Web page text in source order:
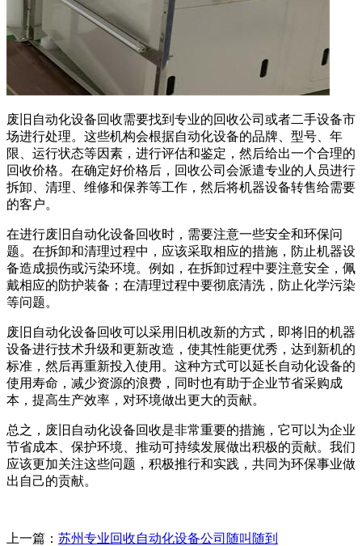
废旧自动化设备回收需要找到专业的回收公司或者二手设备市
场进行处理。这些机构会根据自动化设备的品牌、型号、年
限、运行状态等因素，进行评估和鉴定，然后给出一个合理的
回收价格。在确定好价格后，回收公司会派遣专业的人员进行
拆卸、清理、维修和保养等工作，然后将机器设备转售给需要
的客户。
在进行废旧自动化设备回收时，需要注意一些安全和环保问
题。在拆卸和清理过程中，应该采取相应的措施，防止机器设
备造成损伤或污染环境。例如，在拆卸过程中要注意安全，佩
戴相应的防护装备；在清理过程中要彻底清洗，防止化学污染
等问题。
废旧自动化设备回收可以采用旧机改新的方式，即将旧的机器
设备进行技术升级和更新改造，使其性能更优秀，达到新机的
标准，然后再重新投入使用。这种方式可以延长自动化设备的
使用寿命，减少资源的浪费，同时也有助于企业节省采购成
本，提高生产效率，对环境做出更大的贡献。
总之，废旧自动化设备回收是非常重要的措施，它可以为企业
节省成本、保护环境、推动可持续发展做出积极的贡献。我们
应该更加关注这些问题，积极推行和实践，共同为环保事业做
出自己的贡献。
上一篇： 苏州专业回收自动化设备公司随叫随到